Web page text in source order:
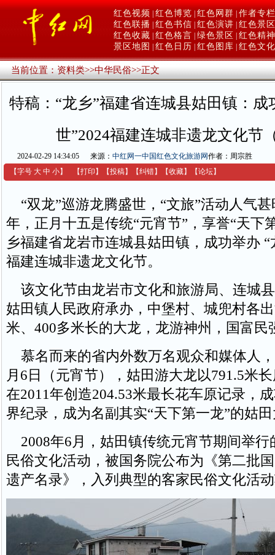
红色视频 红色博览 红色网群 作者专栏
红色联播 红色书信 红色演讲 红色景区
红色收藏 红色格言 绿色景区
红色精神
景区地图
红色日历 红色图库 红色文化
当前位置：资料类>>中华民俗>>正文
特稿：“龙乡”福建省连城县姑田镇：成
世”2024福建连城非遗龙文化节
2024-02-29 14:34:05 来源： 中红网一中国红色文化旅游网作者：周宗胜
【字号 大 中 小】 【打印 】 【投稿】 【纠错】 【收藏】 【论坛】
“双龙”巡游龙腾盛世，“文旅”活动人气甚
年，正月十五是传统“元宵节”，享誉“天下
乡福建省龙岩市连城县姑田镇，成功举办 “
福建连城非遗龙文化节。
该文化节由龙岩市文化和旅游局、连城
姑田镇人民政府承办，中堡村、城兜村各
米、400多米长的大龙，龙游神州，国富民
慕名而来的省内外数万名观众和媒体人
月6日（元宵节），姑田游大龙以791.5米
在2011年创造204.53米最长花车原记录，
界纪录，成为名副其实“天下第一龙”的姑
2008年6月，姑田镇传统元宵节期间举行
民俗文化活动，被国务院公布为《第二批
遗产名录》，入列典型的客家民俗文化活